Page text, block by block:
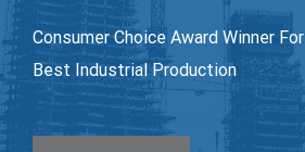
Consumer Choice Award Winner For
Best Industrial Production